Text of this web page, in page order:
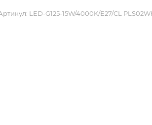
LED-G125-15W/4000K/E27/CL